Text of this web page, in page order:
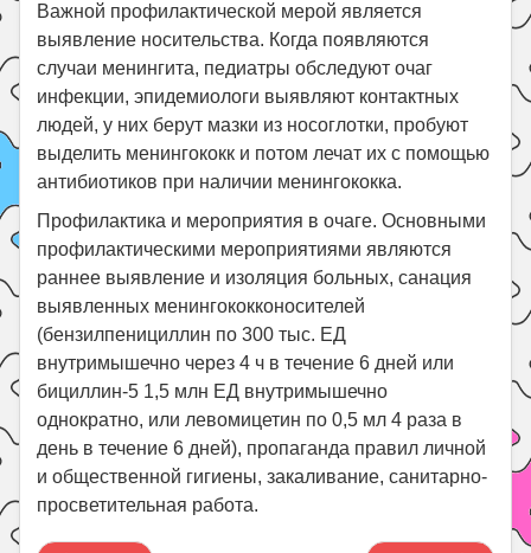
Важной профилактической мерой является
выявление носительства. Когда появляются
случаи менингита, педиатры обследуют очаг
инфекции, эпидемиологи выявляют контактных
людей, у них берут мазки из носоглотки, пробуют
выделить менингококк и потом лечат их с помощью
антибиотиков при наличии менингококка.
Профилактика и мероприятия в очаге. Основными
профилактическими мероприятиями являются
раннее выявление и изоляция больных, санация
выявленных менингококконосителей
(бензилпенициллин по 300 тыс. ЕД
внутримышечно через 4 ч в течение 6 дней или
бициллин-5 1,5 млн ЕД внутримышечно
однократно, или левомицетин по 0,5 мл 4 раза в
день в течение 6 дней), пропаганда правил личной
и общественной гигиены, закаливание, санитарно-
просветительная работа.